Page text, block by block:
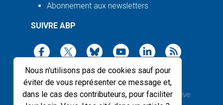
Nous n'utilisons pas de cookies sauf pour
éviter de vous représenter ce message et,
dans le cas des contributeurs, pour faciliter
Abonnement aux newsletters
SUIVRE ABP
2003-2026 ©Agence Bretagne Presse, sauf Creative